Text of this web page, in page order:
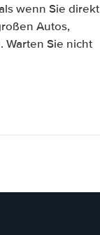
wenn Sie direkt
Autos,
Warten Sie nicht